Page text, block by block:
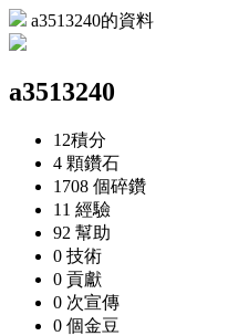
a3513240的資料
a3513240
12積分
4 顆鑽石
1708 個碎鑽
11 經驗
92 幫助
0 技術
0 貢獻
0 次宣傳
0 個金豆